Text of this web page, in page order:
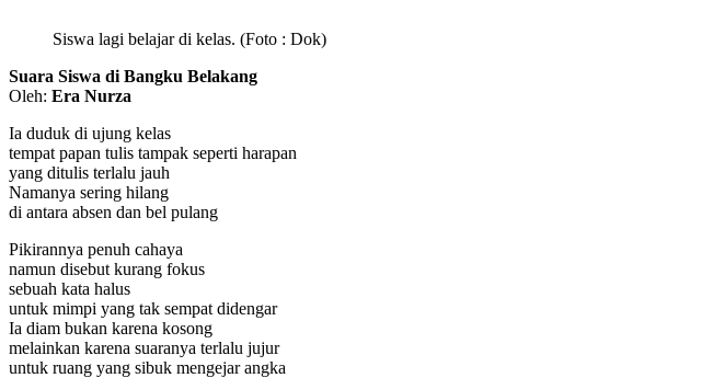
Siswa lagi belajar di kelas. (Foto : Dok)
Suara Siswa di Bangku Belakang
Oleh: Era Nurza
Ia duduk di ujung kelas
tempat papan tulis tampak seperti harapan
yang ditulis terlalu jauh
Namanya sering hilang
di antara absen dan bel pulang
Pikirannya penuh cahaya
namun disebut kurang fokus
sebuah kata halus
untuk mimpi yang tak sempat didengar
Ia diam bukan karena kosong
melainkan karena suaranya terlalu jujur
untuk ruang yang sibuk mengejar angka